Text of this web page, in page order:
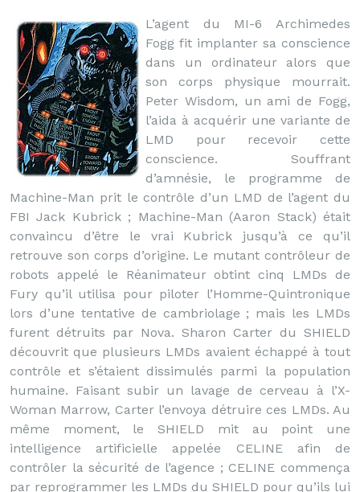
L’agent du MI-6 Archimedes
Fogg fit implanter sa conscience
dans un ordinateur alors que
son corps physique mourrait.
Peter Wisdom, un ami de Fogg,
l’aida à acquérir une variante de
LMD pour recevoir cette
conscience. Souffrant
d’amnésie, le programme de
Machine-Man prit le contrôle d’un LMD de l’agent du
FBI Jack Kubrick ; Machine-Man (Aaron Stack) était
convaincu d’être le vrai Kubrick jusqu’à ce qu’il
retrouve son corps d’origine. Le mutant contrôleur de
robots appelé le Réanimateur obtint cinq LMDs de
Fury qu’il utilisa pour piloter l’Homme-Quintronique
lors d’une tentative de cambriolage ; mais les LMDs
furent détruits par Nova. Sharon Carter du SHIELD
découvrit que plusieurs LMDs avaient échappé à tout
contrôle et s’étaient dissimulés parmi la population
humaine. Faisant subir un lavage de cerveau à l’X-
Woman Marrow, Carter l’envoya détruire ces LMDs. Au
même moment, le SHIELD mit au point une
intelligence artificielle appelée CELINE afin de
contrôler la sécurité de l’agence ; CELINE commença
par reprogrammer les LMDs du SHIELD pour qu’ils lui